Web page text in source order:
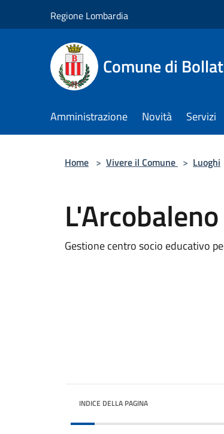
Regione Lombardia
Comune di
Amministrazione Novità Servizi
Home > Vivere il Comune > Luoghi
L'Arcobaleno
Gestione centro socio educativo
INDICE DELLA PAGINA